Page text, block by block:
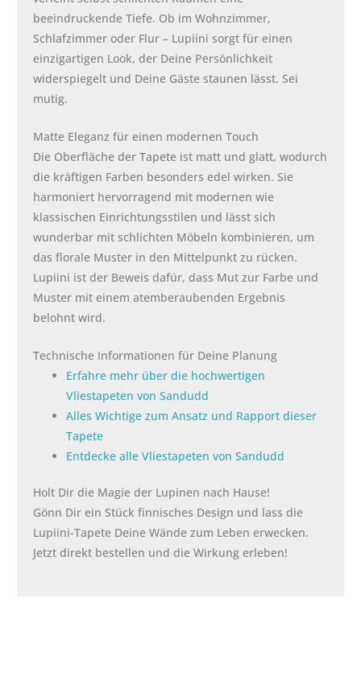
beeindruckende Tiefe. Ob im Wohnzimmer,
Schlafzimmer oder Flur – Lupiini sorgt für einen
einzigartigen Look, der Deine Persönlichkeit
widerspiegelt und Deine Gäste staunen lässt. Sei
mutig.
Matte Eleganz für einen modernen Touch
Die Oberfläche der Tapete ist matt und glatt, wodurch
die kräftigen Farben besonders edel wirken. Sie
harmoniert hervorragend mit modernen wie
klassischen Einrichtungsstilen und lässt sich
wunderbar mit schlichten Möbeln kombinieren, um
das florale Muster in den Mittelpunkt zu rücken.
Lupiini ist der Beweis dafür, dass Mut zur Farbe und
Muster mit einem atemberaubenden Ergebnis
belohnt wird.
Technische Informationen für Deine Planung
Erfahre mehr über die hochwertigen
Vliestapeten von Sandudd
Alles Wichtige zum Ansatz und Rapport dieser
Tapete
Entdecke alle Vliestapeten von Sandudd
Holt Dir die Magie der Lupinen nach Hause!
Gönn Dir ein Stück finnisches Design und lass die
Lupiini-Tapete Deine Wände zum Leben erwecken.
Jetzt direkt bestellen und die Wirkung erleben!